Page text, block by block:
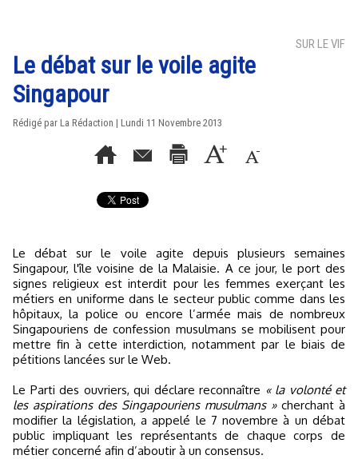
SUR LE VIF
Le débat sur le voile agite
Singapour
Rédigé par La Rédaction | Lundi 11 Novembre 2013
Le débat sur le voile agite depuis plusieurs semaines
Singapour, l'île voisine de la Malaisie. A ce jour, le port des
signes religieux est interdit pour les femmes exerçant les
métiers en uniforme dans le secteur public comme dans les
hôpitaux, la police ou encore l’armée mais de nombreux
Singapouriens de confession musulmans se mobilisent pour
mettre fin à cette interdiction, notamment par le biais de
pétitions lancées sur le Web.
Le Parti des ouvriers, qui déclare reconnaître « la volonté et
les aspirations des Singapouriens musulmans »cherchant à
modifier la législation, a appelé le 7 novembre à un débat
public impliquant les représentants de chaque corps de
métier concerné afin d’aboutir à un consensus.